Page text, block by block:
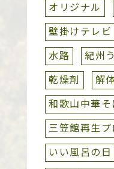
オリジナル
壁掛けテレビ
水路
紀州
乾燥剤
解
和歌山中華そ
三笠館再生
いい風呂の日